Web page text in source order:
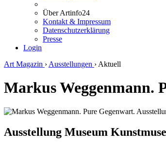
Über Artinfo24
Kontakt & Impressum
Datenschutzerklärung
Presse
Login
Art Magazin › Ausstellungen › Aktuell
Markus Weggenmann.
Ausstellung Museum